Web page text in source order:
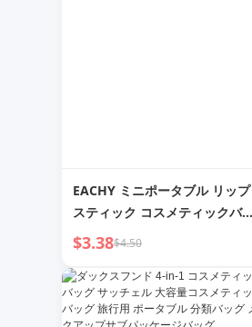
EACHY ミニポータブル リップ
スティック コスメティックバッ
グ
$3.38$4.50